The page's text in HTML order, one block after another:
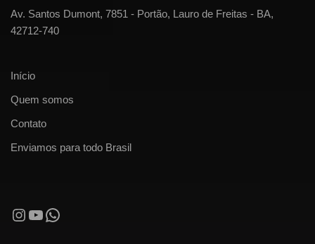
Av. Santos Dumont, 7851 - Portão, Lauro de Freitas - BA,
42712-740
Início
Quem somos
Contato
Enviamos para todo Brasil